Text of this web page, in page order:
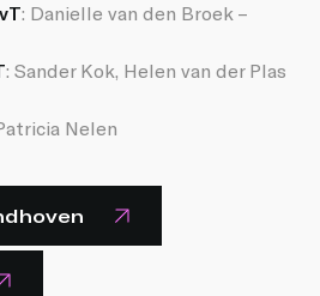
: Danielle van den Broek –
: Sander Kok, Helen van der Plas
Nelen